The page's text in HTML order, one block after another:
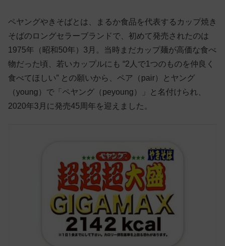
ペヤングやきそばとは、まるか食品を代表するカップ焼き
そばのロングセラーブランドで、初めて発売されたのは
1975年（昭和50年）3月。当時まだカップ麺が高価な食べ
物だった頃、若いカップルにも “2人で1つのものを仲良く
食べてほしい” との願いから、ペア（pair）とヤング
（young）で「ペヤング（peyoung）」と名付けられ、
2020年3月に発売45周年を迎えました。